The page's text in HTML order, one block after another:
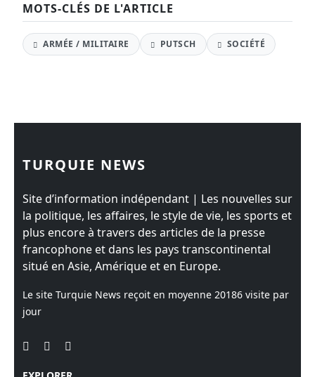
MOTS-CLÉS DE L'ARTICLE
ARMÉE / MILITAIRE PUTSCH SOCIÉTÉ
TURQUIE NEWS
Site d’information indépendant | Les nouvelles sur
la politique, les affaires, le style de vie, les sports et
plus encore à travers des articles de la presse
francophone et dans les pays transcontinental
situé en Asie, Amérique et en Europe.
Le site Turquie News reçoit en moyenne 20186 visite par
jour